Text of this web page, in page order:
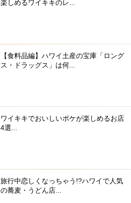
楽しめるワイキキのレ...
【食料品編】ハワイ土産の宝庫「ロング
ス・ドラッグス」は何...
ワイキキでおいしいポケが楽しめるお店
4選...
旅行中恋しくなっちゃう!?ハワイで人気
の蕎麦・うどん店...